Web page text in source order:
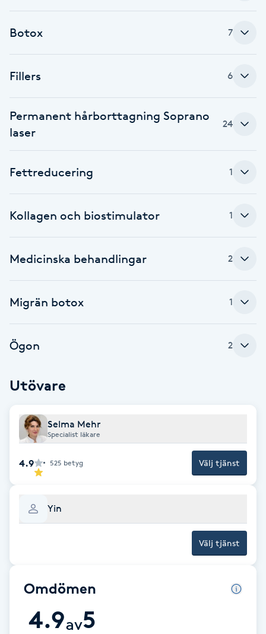
Coachning
Color correction
D
Damklippning
Diamantslipning
E
Enzympeeling
Extensions
F
Face framing
Faceliftmassage
Fet hårbotten
Fettreducering
Fotmassage
Botox 7
Fillers 6
Permanent hårborttagning Soprano
laser
24
Fettreducering 1
Kollagen och biostimulator 1
Medicinska behandlingar 2
Migrän botox 1
Ögon 2
Utövare
Selma Mehr
Specialist läkare
4.9 525 betyg Välj tjänst
Yin
Välj tjänst
Omdömen
4.9av5